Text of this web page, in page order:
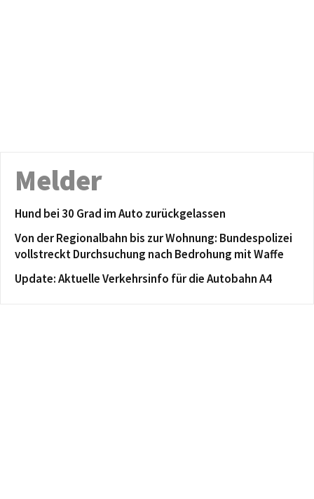
Melder
Hund bei 30 Grad im Auto zurückgelassen
Von der Regionalbahn bis zur Wohnung: Bundespolizei
vollstreckt Durchsuchung nach Bedrohung mit Waffe
Update: Aktuelle Verkehrsinfo für die Autobahn A4